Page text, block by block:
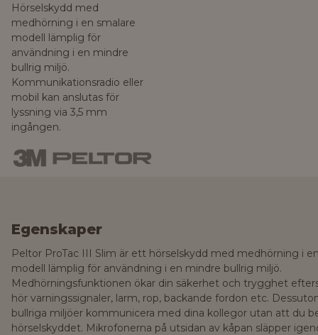
Hörselskydd med
medhörning i en smalare
modell lämplig för
användning i en mindre
bullrig miljö.
Kommunikationsradio eller
mobil kan anslutas för
lyssning via 3,5 mm
ingången.
Egenskaper
Peltor ProTac III Slim är ett hörselskydd med medhörning i
modell lämplig för användning i en mindre bullrig miljö.
Medhörningsfunktionen ökar din säkerhet och trygghet
hör varningssignaler, larm, rop, backande fordon etc.
bullriga miljöer kommunicera med dina kollegor utan att du
hörselskyddet. Mikrofonerna på utsidan av kåpan släpper